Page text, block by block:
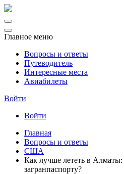
Главное меню
Вопросы и ответы
Путеводитель
Интересные места
Авиабилеты
Войти
Войти
Главная
Вопросы и ответы
США
Как лучше лететь в
загранпаспорту?